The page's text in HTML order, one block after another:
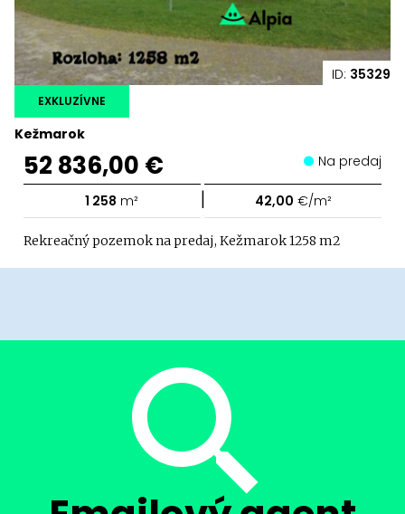
ID: 35329
Kežmarok
EXKLUZÍVNE
52 836,00 € Na predaj
1 258 m² | 42,00 €/m²
Rekreačný pozemok na predaj, Kežmarok 1258 m2